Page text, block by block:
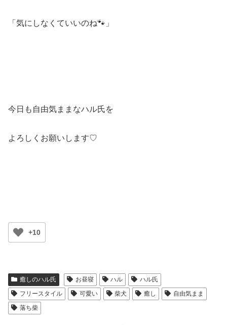
「気にしなくていいのね🐾」
今日も自由気ままなハル氏を
よろしくお願いします♡
+10
癒しのハル氏 お昼寝 ハル
ハル氏
フリースタイル
可愛い 柴犬 癒し
自由気まま
落ち柴